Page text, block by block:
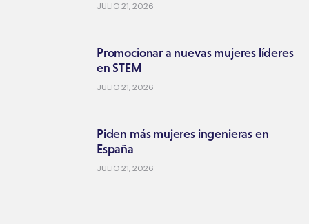
JULIO 21, 2026
Promocionar a nuevas mujeres líderes
en STEM
JULIO 21, 2026
Piden más mujeres ingenieras en
España
JULIO 21, 2026